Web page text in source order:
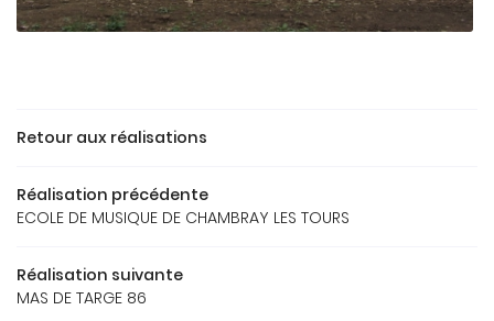
RÉFÉRENCES
FONT CONFIANCE
Retour aux réalisations
Réalisation précédente
ECOLE DE MUSIQUE DE CHAMBRAY LES TOURS
Réalisation suivante
MAS DE TARGE 86